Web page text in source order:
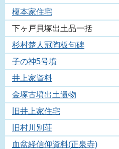
榎本家住宅
下ヶ戸貝塚出土品一括
杉村楚人冠陶板句碑
子の神5号墳
井上家資料
金塚古墳出土遺物
旧井上家住宅
旧村川別荘
血盆経信仰資料(正泉寺)